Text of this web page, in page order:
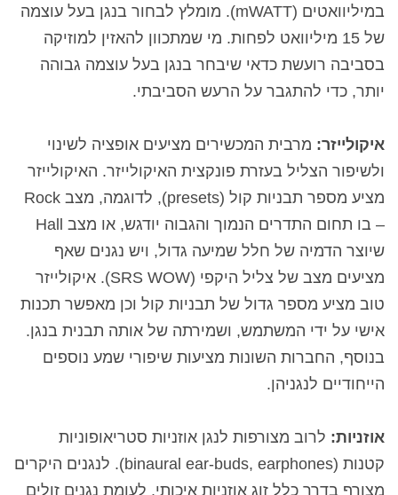
במיליוואטים (mWATT). מומלץ לבחור בנגן בעל עוצמה
של 15 מיליוואט לפחות. מי שמתכוון להאזין למוזיקה
בסביבה רועשת כדאי שיבחר בנגן בעל עוצמה גבוהה
יותר, כדי להתגבר על הרעש הסביבתי.
איקולייזר: מרבית המכשירים מציעים אופציה לשינוי
ולשיפור הצליל בעזרת פונקצית האיקולייזר. האיקולייזר
מציע מספר תבניות קול (presets), לדוגמה, מצב Rock
– בו תחום התדרים הנמוך והגבוה יודגש, או מצב
Hall
שיוצר הדמיה של חלל שמיעה גדול, ויש נגנים שאף
מציעים מצב של צליל היקפי (SRS WOW). איקולייזר
טוב מציע מספר גדול של תבניות קול וכן מאפשר תכנות
אישי על ידי המשתמש, ושמירתה של אותה תבנית בנגן.
בנוסף, החברות השונות מציעות שיפורי שמע נוספים
הייחודיים לנגניהן.
אוזניות: לרוב מצורפות לנגן אוזניות סטריאופוניות
קטנות (binaural ear-buds, earphones)
. לנגנים היקרים
מצורף בדרך כלל זוג אוזניות איכותי, לעומת נגנים זולים